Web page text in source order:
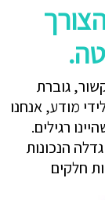
גוברת
מודע, אנחנו
רגילים.
הנכונות
חלקים